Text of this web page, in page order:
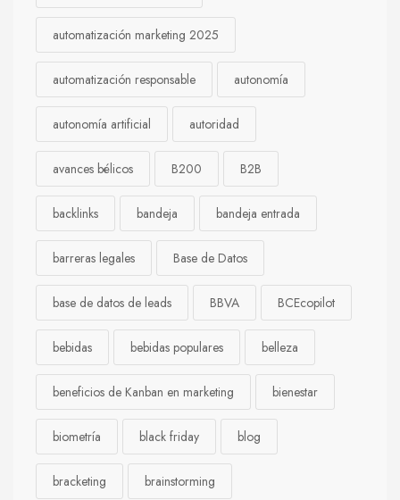
automatización marketing 2025
automatización responsable autonomía
autonomía artificial autoridad
avances bélicos B200 B2B
backlinks bandeja bandeja entrada
barreras legales Base de Datos
base de datos de leads BBVA BCEcopilot
bebidas bebidas populares belleza
beneficios de Kanban en marketing bienestar
biometría black friday blog
bracketing brainstorming